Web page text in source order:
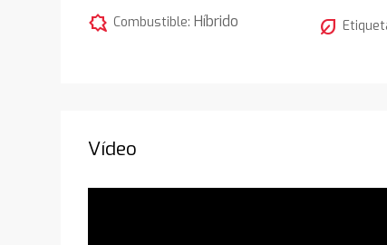
comic_bubble Combustible:Híbrido nest_eco_leaf
Vídeo